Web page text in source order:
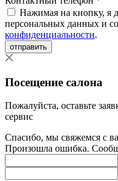
Нажимая на кнопку, я
персональных данных и
конфиденциальности.
отправить
Посещение салона
Пожалуйста, оставьте
сервис
Спасибо, мы свяжемся с
Произошла ошибка.